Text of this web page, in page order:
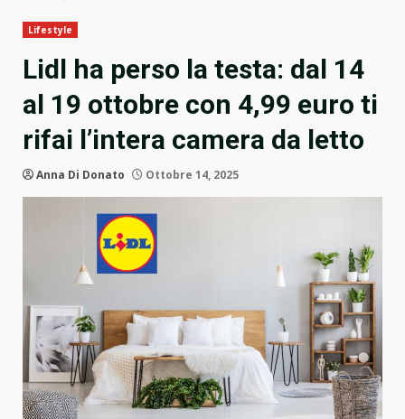
Lifestyle
Lidl ha perso la testa: dal 14
al 19 ottobre con 4,99 euro ti
rifai l’intera camera da letto
Anna Di Donato Ottobre 14, 2025